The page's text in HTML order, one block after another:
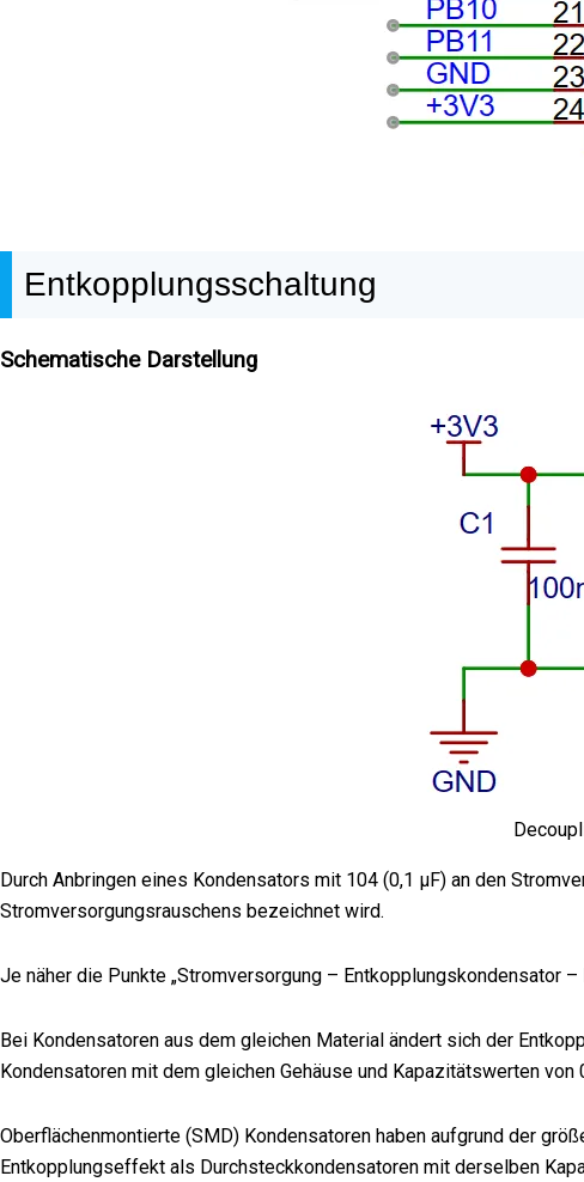
Entkopplungsschaltung
Schematische Darstellung
Durch Anbringen eines Kondensators mit 104 (0,1 μF) an den
Stromversorgungsrauschens bezeichnet wird.
Je näher die Punkte „Stromversorgung –
Bei Kondensatoren aus dem gleichen Material ändert sich der
Kondensatoren mit dem gleichen Gehäuse und Kapazitätswerten von
Oberflächenmontierte (SMD) Kondensatoren haben aufgrund der
Entkopplungseffekt als Durchsteckkondensatoren mit derselben